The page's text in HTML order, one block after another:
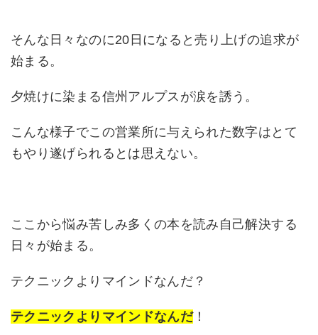
そんな日々なのに20日になると売り上げの追求が
始まる。
夕焼けに染まる信州アルプスが涙を誘う。
こんな様子でこの営業所に与えられた数字はとて
もやり遂げられるとは思えない。
ここから悩み苦しみ多くの本を読み自己解決する
日々が始まる。
テクニックよりマインドなんだ？
テクニックよりマインドなんだ！